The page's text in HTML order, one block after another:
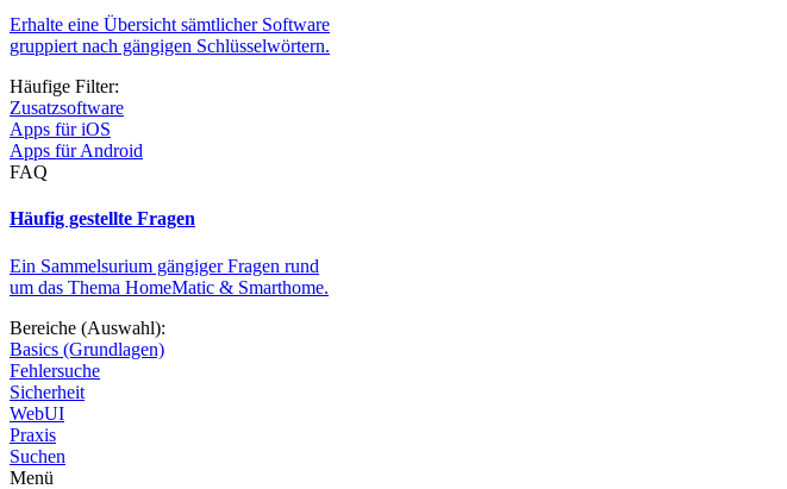
Erhalte eine Übersicht sämtlicher Software
gruppiert nach gängigen Schlüsselwörtern.
Häufige Filter:
Zusatzsoftware
Apps für iOS
Apps für Android
FAQ
Häufig gestellte Fragen
Ein Sammelsurium gängiger Fragen rund
um das Thema HomeMatic & Smarthome.
Bereiche (Auswahl):
Basics (Grundlagen)
Fehlersuche
Sicherheit
WebUI
Praxis
Suchen
Menü